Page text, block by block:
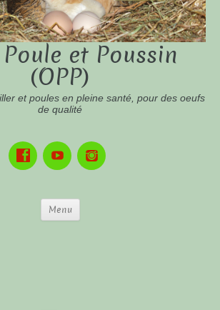
et Poussin
(OPP)
et poules en pleine santé, pour des oeufs
de qualité
Menu